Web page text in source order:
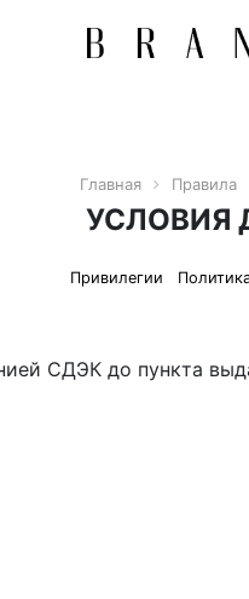
Главная Правила
УСЛОВИЯ
Привилегии
СДЭК до пункта